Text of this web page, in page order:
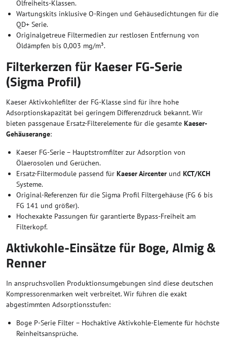
Ölfreiheits-Klassen.
Wartungskits inklusive O-Ringen und Gehäusedichtungen für die
QD+ Serie.
Originalgetreue Filtermedien zur restlosen Entfernung von
Öldämpfen bis 0,003 mg/m³.
Filterkerzen für Kaeser FG-Serie
(Sigma Profil)
Kaeser Aktivkohlefilter der FG-Klasse sind für ihre hohe
Adsorptionskapazität bei geringem Differenzdruck bekannt. Wir
bieten passgenaue Ersatz-Filterelemente für die gesamte Kaeser-
Gehäuserange:
Kaeser FG-Serie – Hauptstromfilter zur Adsorption von
Ölaerosolen und Gerüchen.
Ersatz-Filtermodule passend für Kaeser Aircenter und KCT/KCH
Systeme.
Original-Referenzen für die Sigma Profil Filtergehäuse (FG 6 bis
FG 141 und größer).
Hochexakte Passungen für garantierte Bypass-Freiheit am
Filterkopf.
Aktivkohle-Einsätze für Boge, Almig &
Renner
In anspruchsvollen Produktionsumgebungen sind diese deutschen
Kompressorenmarken weit verbreitet. Wir führen die exakt
abgestimmten Adsorptionsstufen:
Boge P-Serie Filter – Hochaktive Aktivkohle-Elemente für höchste
Reinheitsansprüche.